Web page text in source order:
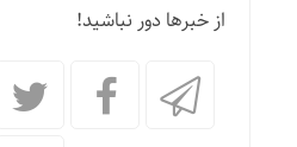
از خبرها دور نباشید!